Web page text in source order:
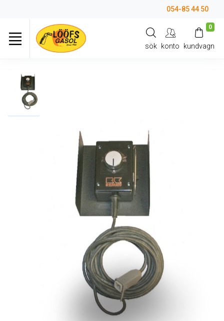
054-85 44 50
sök konto
0
kundvagn